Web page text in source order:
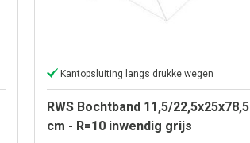
Kantopsluiting langs drukke wegen
RWS Bochtband 11,5/22,5x25x78,5
cm - R=10 inwendig grijs